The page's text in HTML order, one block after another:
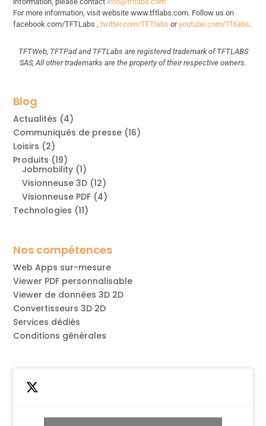
For more information, visit website www.tftlabs.com. Follow us on
facebook.com/TFTLabs ,twitter.com/TFTlabs oryoutube.com/Tftlabs.
TFTWeb, TFTPad and TFTLabs are registered trademark of TFTLABS
SAS, All other trademarks are the property of their respective owners.
Blog
Actualités (4)
Communiqués de presse (16)
Loisirs (2)
Produits (19)
Jobmobility (1)
Visionneuse 3D (12)
Visionneuse PDF (4)
Technologies (11)
Nos compétences
Web Apps sur-mesure
Viewer PDF personnalisable
Viewer de données 3D 2D
Convertisseurs 3D 2D
Services dédiés
Conditions générales